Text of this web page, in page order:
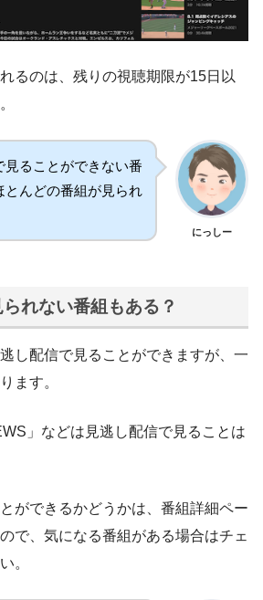
るのは、残りの視聴期限が15日以
ることができない番
とんどの番組が見られ
にっしー
れない番組もある？
し配信で見ることができますが、一
ます。
」などは見逃し配信で見ることは
ができるかどうかは、番組詳細ペー
で、気になる番組がある場合はチェ
。